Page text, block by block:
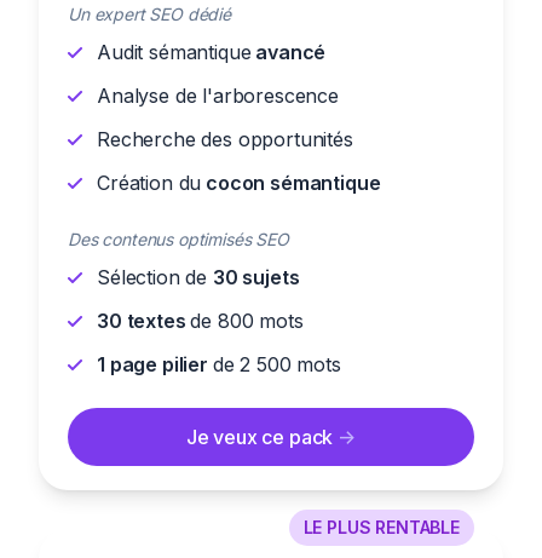
Un expert SEO dédié
Audit sémantique avancé
Analyse de l'arborescence
Recherche des opportunités
Création du cocon sémantique
Des contenus optimisés SEO
Sélection de 30 sujets
30 textesde 800 mots
1 page pilier de 2 500 mots
Je veux ce pack ->
LE PLUS RENTABLE